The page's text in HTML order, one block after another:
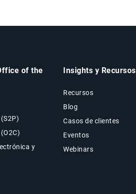
of the
y
Insights y Recursos
Recursos
Blog
Casos de clientes
Eventos
Webinars